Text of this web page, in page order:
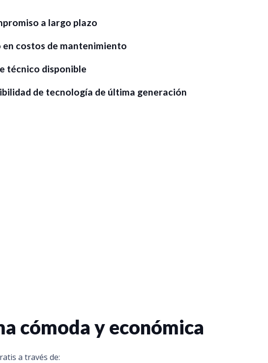
a largo plazo
costos de mantenimiento
técnico disponible
de tecnología de última generación
cómoda y económica
a través de: